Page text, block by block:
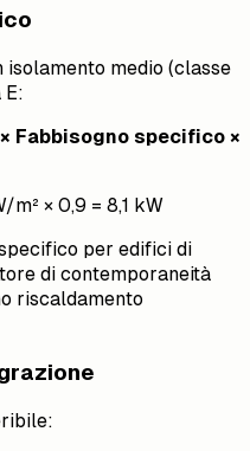
isolamento medio (classe
E:
Fabbisogno specifico ×
m² × 0,9 = 8,1 kW
per edifici di
di contemporaneità
riscaldamento